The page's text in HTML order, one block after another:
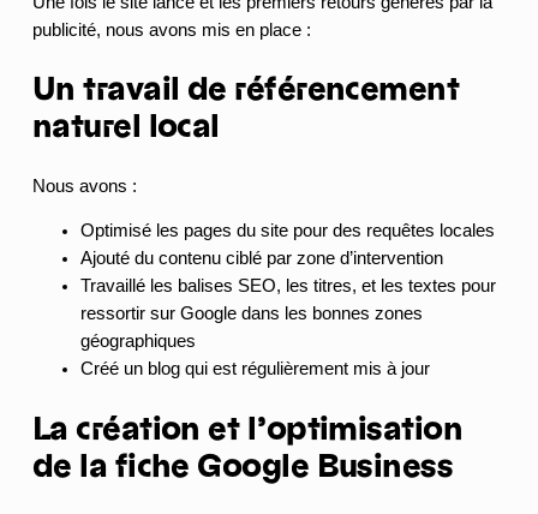
publicité, nous avons mis en place :
Un travail de référencement
naturel local
Nous avons :
Optimisé les pages du site pour des requêtes locales
Ajouté du contenu ciblé par zone d’intervention
Travaillé les balises SEO, les titres, et les textes pour
ressortir sur Google dans les bonnes zones
géographiques
Créé un blog qui est régulièrement mis à jour
La création et l’optimisation
de la fiche Google Business